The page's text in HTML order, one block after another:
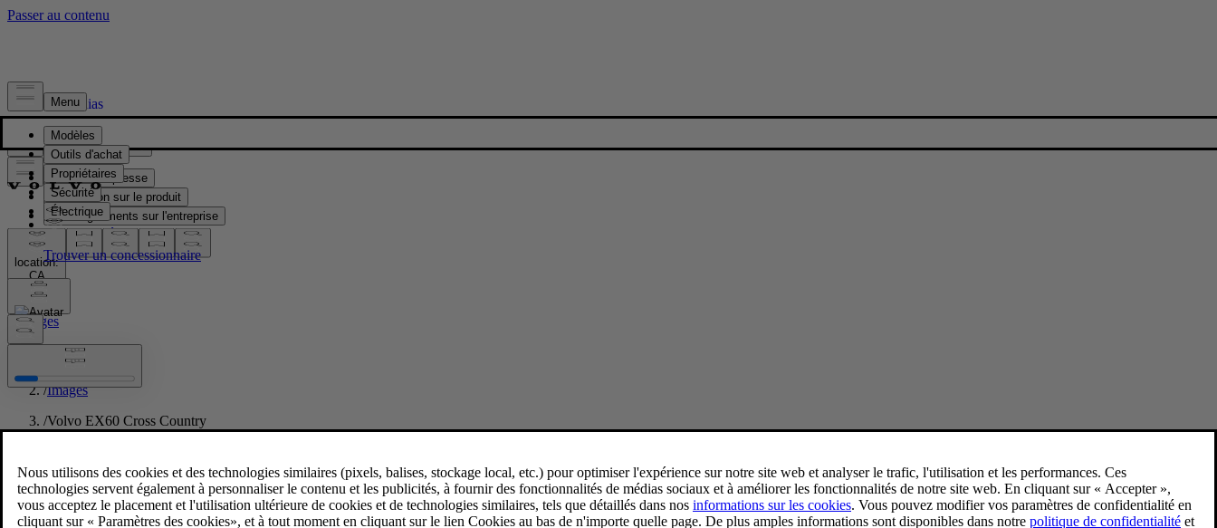
Presse & Médias
Matériel de presse
Information sur le produit
Renseignements sur l'entreprise
Contacts médias
location:
CA
Images
Accueil
/Images
/Volvo EX60 Cross Country